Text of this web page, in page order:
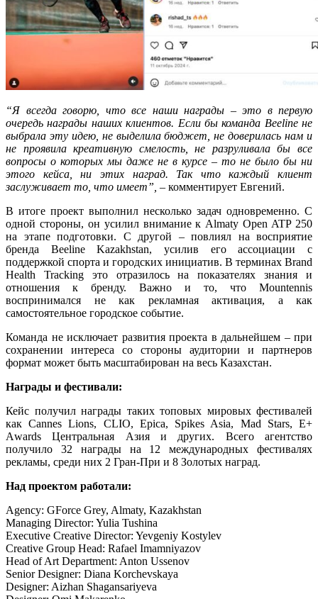
“Я всегда говорю, что все наши награды – это в первую
очередь награды наших клиентов. Если бы команда Beeline не
выбрала эту идею, не выделила бюджет, не доверилась нам и
не проявила креативную смелость, не разруливала бы все
вопросы о которых мы даже не в курсе – то не было бы ни
этого кейса, ни этих наград. Так что каждый клиент
заслуживает то, что имеет”, – комментирует Евгений.
В итоге проект выполнил несколько задач одновременно. С
одной стороны, он усилил внимание к Almaty Open ATP 250
на этапе подготовки. С другой – повлиял на восприятие
бренда Beeline Kazakhstan, усилив его ассоциации с
поддержкой спорта и городских инициатив. В терминах Brand
Health Tracking это отразилось на показателях знания и
отношения к бренду. Важно и то, что Mountennis
воспринимался не как рекламная активация, а как
самостоятельное городское событие.
Команда не исключает развития проекта в дальнейшем – при
сохранении интереса со стороны аудитории и партнеров
формат может быть масштабирован на весь Казахстан.
Награды и фестивали:
Кейс получил награды таких топовых мировых фестивалей
как Cannes Lions, CLIO, Epica, Spikes Asia, Mad Stars, Е+
Аwards Центральная Азия и других. Всего агентство
получило 32 награды на 12 международных фестивалях
рекламы, среди них 2 Гран-При и 8 Золотых наград.
Над проектом работали:
Agency: GForce Grey, Almaty, Kazakhstan
Managing Director: Yulia Tushina
Executive Creative Director: Yevgeniy Kostylev
Creative Group Head: Rafael Imamniyazov
Head of Art Department: Anton Ussenov
Senior Designer: Diana Korchevskaya
Designer: Aizhan Shagansariyeva